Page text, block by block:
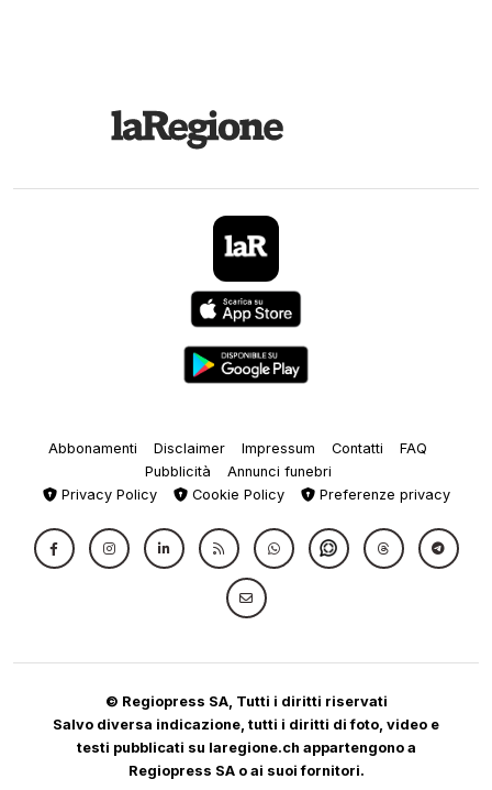
Abbonamenti Disclaimer Impressum Contatti
FAQ
Pubblicità
Annunci funebri
Privacy Policy
Cookie Policy Preferenze privacy
© Regiopress SA, Tutti i diritti riservati
Salvo diversa indicazione, tutti i diritti di foto, video e
testi pubblicati su laregione.ch appartengono a
Regiopress SA o ai suoi fornitori.